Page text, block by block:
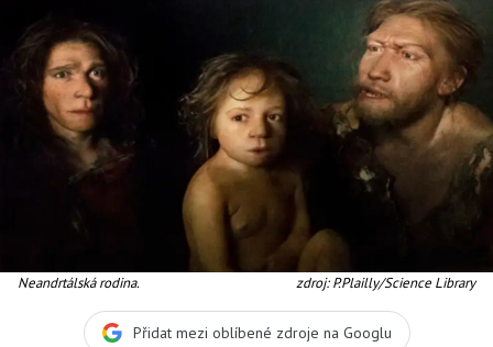
Neandrtálská rodina. zdroj: P.Plailly/Science Library
Přidat mezi oblíbené zdroje na Googlu